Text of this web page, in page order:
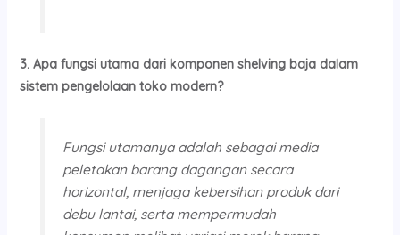
3. Apa fungsi utama dari komponen shelving baja dalam
sistem pengelolaan toko modern?
Fungsi utamanya adalah sebagai media
peletakan barang dagangan secara
horizontal, menjaga kebersihan produk dari
debu lantai, serta mempermudah